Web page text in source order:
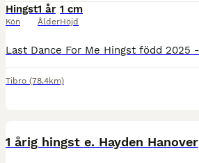
Hingst
Kön
1 år
Ålder
1 cm
Höjd
Tibro (78.4km)
1 årig hingst e. Hayden Hanover